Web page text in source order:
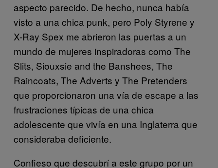
aspecto parecido. De hecho, nunca había
visto a una chica punk, pero Poly Styrene y
X-Ray Spex me abrieron las puertas a un
mundo de mujeres inspiradoras como The
Slits, Siouxsie and the Banshees, The
Raincoats, The Adverts y The Pretenders
que proporcionaron una vía de escape a las
frustraciones típicas de una chica
adolescente que vivía en una Inglaterra que
consideraba deficiente.
Confieso que descubrí a este grupo por un